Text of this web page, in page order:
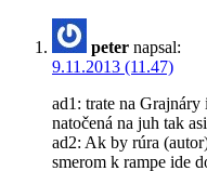
peter napsal:
9.11.2013 (11.47)
ad1: trate na
natočená na juh tak
ad2: Ak by rúra
smerom k rampe ide